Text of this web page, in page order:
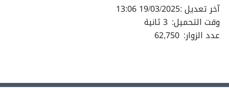
آخر تعديل :19/03/2025 13:06
وقت التحميل: 3 ثانية
عدد الزوار: 62,750